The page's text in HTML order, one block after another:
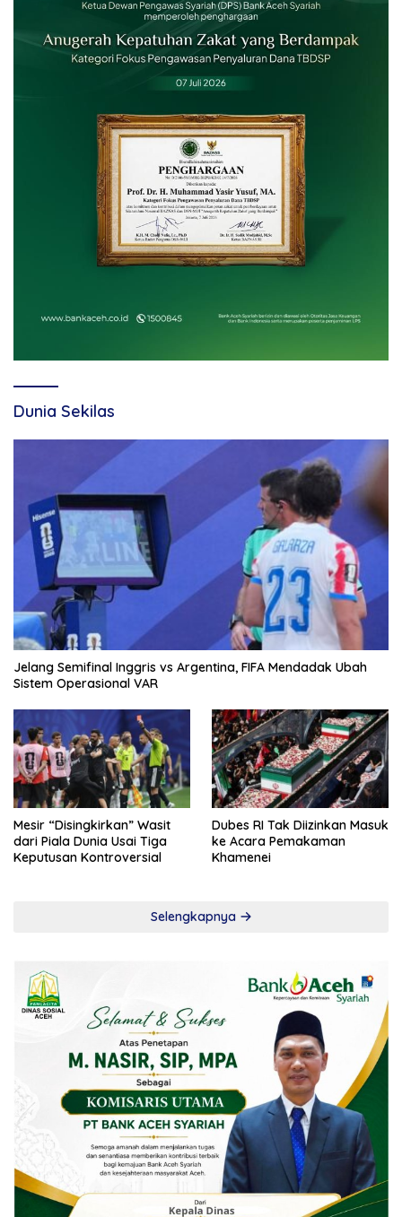
Dunia Sekilas
Jelang Semifinal Inggris vs Argentina, FIFA Mendadak Ubah
Sistem Operasional VAR
Mesir “Disingkirkan” Wasit
dari Piala Dunia Usai Tiga
Keputusan Kontroversial
Dubes RI Tak Diizinkan Masuk
ke Acara Pemakaman
Khamenei
Selengkapnya